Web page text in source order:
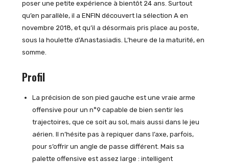
poser une petite expérience à bientôt 24 ans. Surtout
qu’en parallèle, il a ENFIN découvert la sélection A en
novembre 2018, et qu’il a désormais pris place au poste,
sous la houlette d’Anastasiadis. L’heure de la maturité, en
somme.
Profil
La précision de son pied gauche est une vraie arme
offensive pour un n°9 capable de bien sentir les
trajectoires, que ce soit au sol, mais aussi dans le jeu
aérien. Il n’hésite pas à repiquer dans l’axe, parfois,
pour s’offrir un angle de passe différent. Mais sa
palette offensive est assez large : intelligent